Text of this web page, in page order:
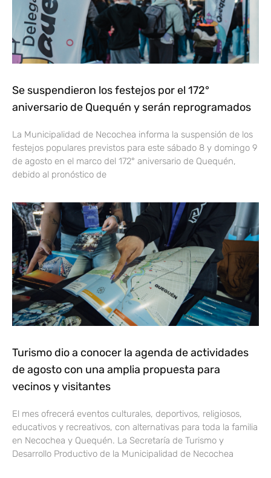
Se suspendieron los festejos por el 172°
aniversario de Quequén y serán reprogramados
La Municipalidad de Necochea informa la suspensión de los
festejos populares previstos para este sábado 8 y domingo 9
de agosto en el marco del 172° aniversario de Quequén,
debido al pronóstico de
Turismo dio a conocer la agenda de actividades
de agosto con una amplia propuesta para
vecinos y visitantes
El mes ofrecerá eventos culturales, deportivos, religiosos,
educativos y recreativos, con alternativas para toda la familia
en Necochea y Quequén. La Secretaría de Turismo y
Desarrollo Productivo de la Municipalidad de Necochea